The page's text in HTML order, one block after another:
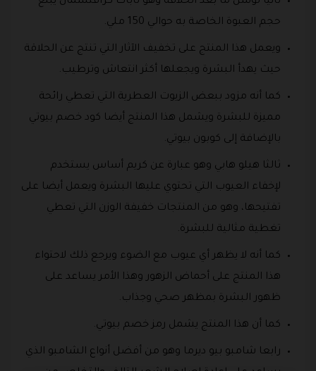
حجم العبوة الخاصة به حوالي 150 ملي.
ويعمل هذا المنتج على تخفيف الآثار التي تنتج عن الحلاقة
حيث يهدأ البشرة ويجعلها أكثر انتعاش وترطيب.
كما أنه مزود ببعض الزيوت العطرية التي تعطي رائحة
مميزة للبشرة ويشمل هذا المنتج أيضا كود خصم بيوتي
بالإضافة إلى كوبون بيوتي.
ثالثا هيلو هابي وهو عبارة عن كريم أساس يستخدم
لإخفاء العيوب التي تحتوي عليها البشرة ويعمل أيضا على
تفتيحها، وهو من المنتجات خفيفة الوزن التي تعطي
تغطية مثالية للبشرة.
كما أنه لا يظهر أي عيوب مع الضوء ويرجع ذلك لاحتواء
هذا المنتج على أحماض الزهور وهذا الأمر يساعد على
ظهور البشرة بمظهر صحي وجذاب.
كما أن هذا المنتج يشمل رمز خصم بيوتي.
رابعا شامبو بيو ديرما وهو من أفضل أنواع الشامبو الذي